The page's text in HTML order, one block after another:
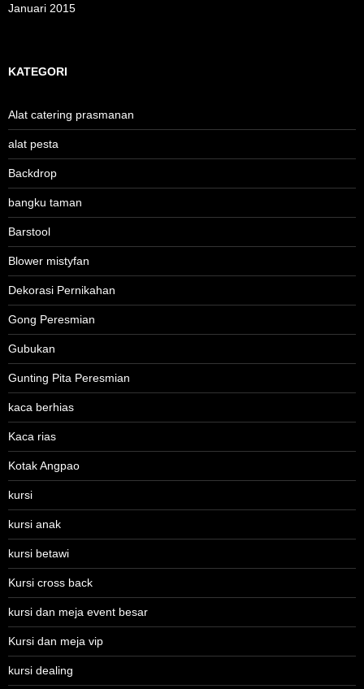
Januari 2015
KATEGORI
Alat catering prasmanan
alat pesta
Backdrop
bangku taman
Barstool
Blower mistyfan
Dekorasi Pernikahan
Gong Peresmian
Gubukan
Gunting Pita Peresmian
kaca berhias
Kaca rias
Kotak Angpao
kursi
kursi anak
kursi betawi
Kursi cross back
kursi dan meja event besar
Kursi dan meja vip
kursi dealing